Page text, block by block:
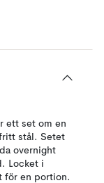
ett set om en
stål. Setet
overnight
Locket i
för en portion.